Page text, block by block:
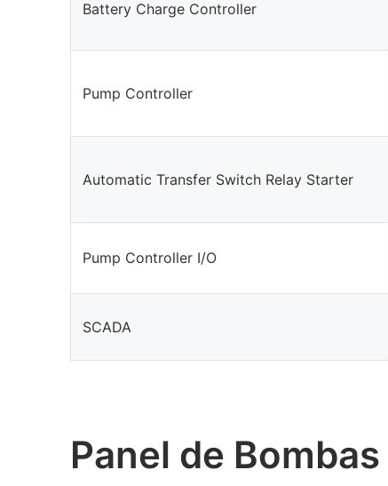
Battery Charge Controller
Pump Controller
Automatic Transfer Switch Relay Starter
Pump Controller I/O
SCADA
Panel de Bombas